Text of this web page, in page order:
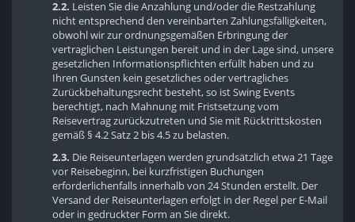
2.2. Leisten Sie die Anzahlung und/oder die Restzahlung
nicht entsprechend den vereinbarten Zahlungsfälligkeiten,
obwohl wir zur ordnungsgemäßen Erbringung der
vertraglichen Leistungen bereit und in der Lage sind, unsere
gesetzlichen Informationspflichten erfüllt haben und zu
Ihren Gunsten kein gesetzliches oder vertragliches
Zurückbehaltungsrecht besteht, so ist Swing Events
berechtigt, nach Mahnung mit Fristsetzung vom
Reisevertrag zurückzutreten und Sie mit Rücktrittskosten
gemäß § 4.2 Satz 2 bis 4.5 zu belasten.
2.3. Die Reiseunterlagen werden grundsätzlich etwa 21 Tage
vor Reisebeginn, bei kurzfristigen Buchungen
erforderlichenfalls innerhalb von 24 Stunden erstellt. Der
Versand der Reiseunterlagen erfolgt in der Regel per E-Mail
oder in gedruckter Form an Sie direkt.